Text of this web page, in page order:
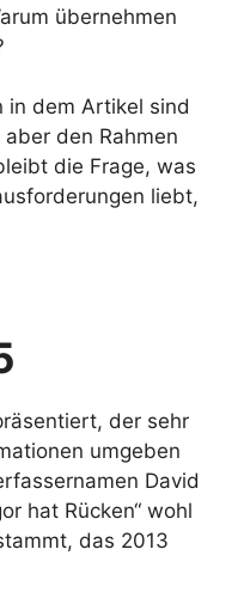
übernehmen
in dem Artikel sind
den Rahmen
die Frage, was
liebt,
der sehr
umgeben
David
hat Rücken“ wohl
das 2013